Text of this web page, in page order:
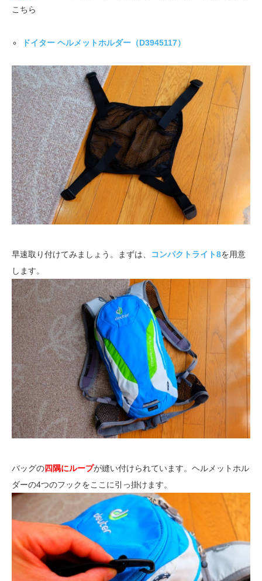
こちら
ドイター ヘルメットホルダー（D3945117）
早速取り付けてみましょう。まずは、 コンパクトライト8を用意
します。
バッグの四隅にループが縫い付けられています。ヘルメットホル
ダーの4つのフックをここに引っ掛けます。